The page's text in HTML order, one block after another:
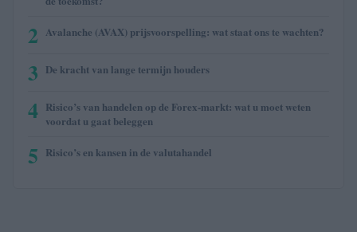
2 Avalanche (AVAX) prijsvoorspelling: wat staat ons te wachten?
3 De kracht van lange termijn houders
4 Risico’s van handelen op de Forex-markt: wat u moet weten
voordat u gaat beleggen
5 Risico’s en kansen in de valutahandel